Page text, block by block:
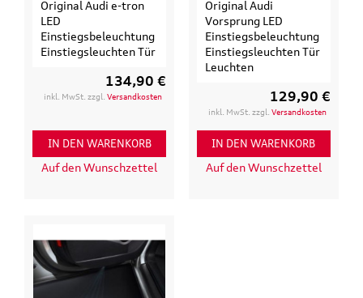
Original Audi e-tron
LED
Einstiegsbeleuchtung
Einstiegsleuchten Tür
134,90 €
inkl. MwSt. zzgl.Versandkosten
IN DEN WARENKORB
Auf den Wunschzettel
Original Audi
Vorsprung LED
Einstiegsbeleuchtung
Einstiegsleuchten Tür
Leuchten
129,90 €
inkl. MwSt. zzgl. Versandkosten
IN DEN WARENKORB
Auf den Wunschzettel